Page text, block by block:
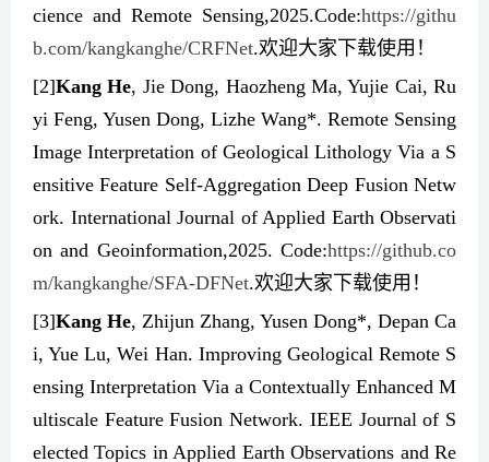
cience and Remote Sensing,2025.Code:https://githu
b.com/kangkanghe/CRFNet.欢迎大家下载使用！
[2]Kang He, Jie Dong, Haozheng Ma, Yujie Cai, Ru
yi Feng, Yusen Dong, Lizhe Wang*. Remote Sensing
Image Interpretation of Geological Lithology Via a S
ensitive Feature Self-Aggregation Deep Fusion Netw
ork. International Journal of Applied Earth Observati
on and Geoinformation,2025. Code:https://github.co
m/kangkanghe/SFA-DFNet.欢迎大家下载使用！
[3]Kang He, Zhijun Zhang, Yusen Dong*, Depan Ca
i, Yue Lu, Wei Han. Improving Geological Remote S
ensing Interpretation Via a Contextually Enhanced M
ultiscale Feature Fusion Network. IEEE Journal of S
elected Topics in Applied Earth Observations and Re